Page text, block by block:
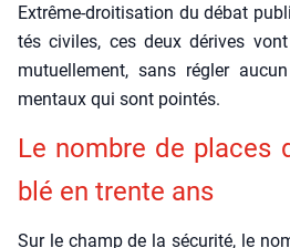
Extrême-droi­ti­sa­tion du débat
tés civiles, ces deux dérives
mutuel­le­ment, sans régler
men­taux qui sont poin­tés.
Le nombre de places
blé en trente ans
Sur le champ de la sécu­ri­té, le